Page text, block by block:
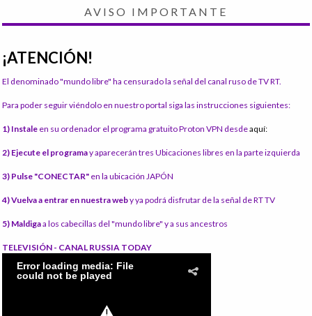
AVISO IMPORTANTE
¡ATENCIÓN!
El denominado "mundo libre" ha censurado la señal del canal ruso de TV RT.
Para poder seguir viéndolo en nuestro portal siga las instrucciones siguientes:
1) Instale en su ordenador el programa gratuito Proton VPN desdeaquí:
2) Ejecute el programay aparecerán tres Ubicaciones libres en la parte izquierda
3) Pulse "CONECTAR" en la ubicación JAPÓN
4) Vuelva a entrar en nuestra weby ya podrá disfrutar de la señal de RT TV
5) Maldigaa los cabecillas del "mundo libre" y a sus ancestros
TELEVISIÓN - CANAL RUSSIA TODAY